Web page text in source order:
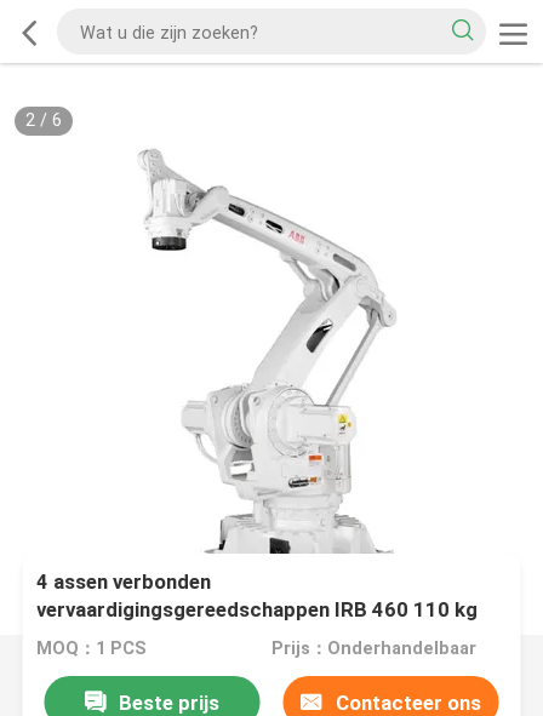
2/ 6
4 assen verbonden
vervaardigingsgereedschappen IRB 460 110 kg
Voor palletisering
MOQ：1 PCS Prijs：Onderhandelbaar
Beste prijs Contacteer ons